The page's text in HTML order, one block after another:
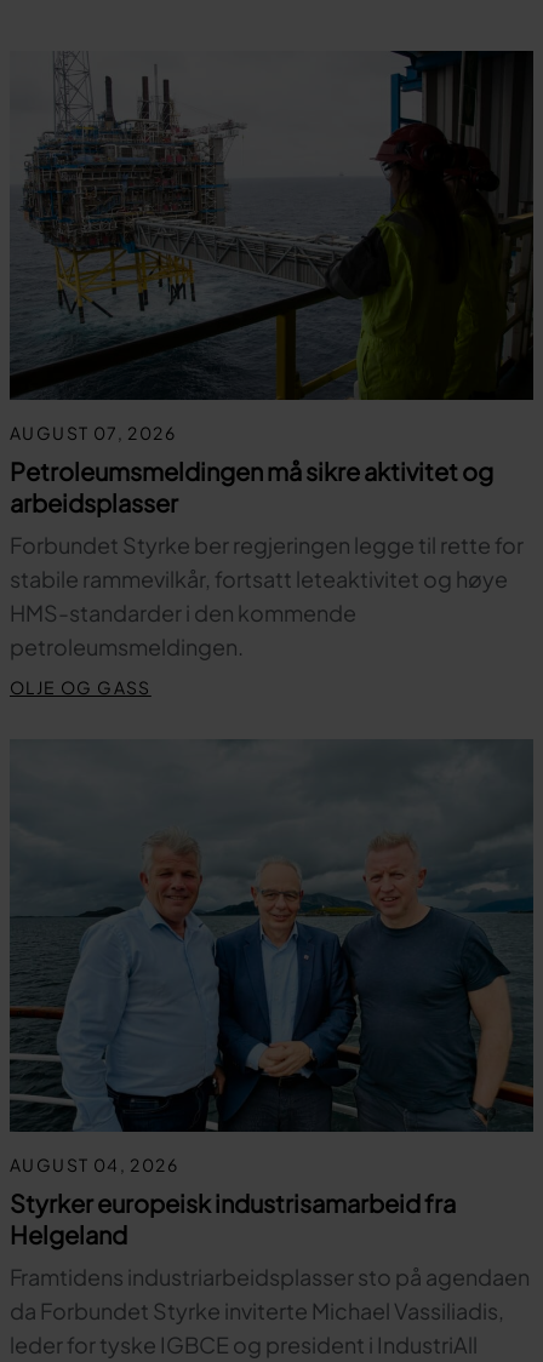
AUGUST 07, 2026
Petroleumsmeldingen må sikre aktivitet og
arbeidsplasser
Forbundet Styrke ber regjeringen legge til rette for
stabile rammevilkår, fortsatt leteaktivitet og høye
HMS-standarder i den kommende
petroleumsmeldingen.
OLJE OG GASS
AUGUST 04, 2026
Styrker europeisk industrisamarbeid fra
Helgeland
Framtidens industriarbeidsplasser sto på agendaen
da Forbundet Styrke inviterte Michael Vassiliadis,
leder for tyske IGBCE og president i IndustriAll